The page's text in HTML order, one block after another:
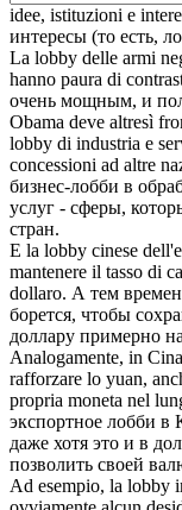
idee, istituzioni e
интересы (то есть,
La lobby delle armi
hanno paura di
очень мощным, и
Obama deve altresì
lobby di industria e
concessioni ad altre
бизнес-лобби в
услуг - сферы,
стран.
E la lobby cinese
mantenere il tasso di
dollaro. А тем
борется, чтобы
доллару примерно
Analogamente, in
rafforzare lo yuan,
propria moneta nel
экспортное лобби в
даже хотя это и в
позволить своей
Ad esempio, la lobby